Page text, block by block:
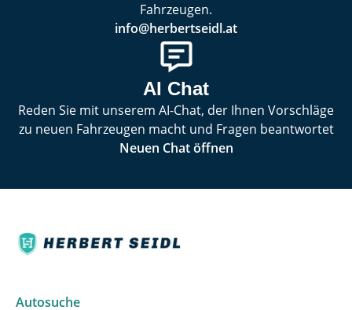
Fahrzeugen.
info@herbertseidl.at
AI Chat
Reden Sie mit unserem AI-Chat, der Ihnen Vorschläge
zu neuen Fahrzeugen macht und Fragen beantwortet
Neuen Chat öffnen
Autosuche